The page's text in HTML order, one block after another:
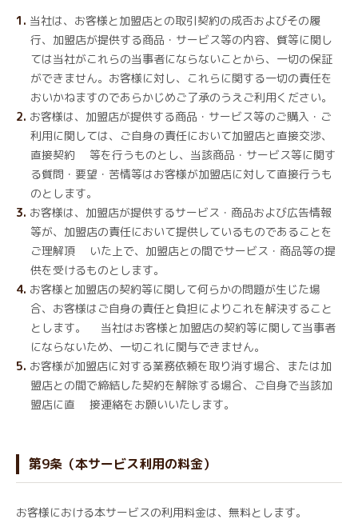
当社は、お客様と加盟店との取引契約の成否およびその履
行、加盟店が提供する商品・サービス等の内容、質等に関し
ては当社がこれらの当事者にならないことから、一切の保証
ができません。お客様に対し、これらに関する一切の責任を
おいかねますのであらかじめご了承のうえご利用ください。
お客様は、加盟店が提供する商品・サービス等のご購入・ご
利用に関しては、ご自身の責任において加盟店と直接交渉、
直接契約 等を行うものとし、当該商品・サービス等に関す
る質問・要望・苦情等はお客様が加盟店に対して直接行うも
のとします。
お客様は、加盟店が提供するサービス・商品および広告情報
等が、加盟店の責任において提供しているものであることを
ご理解頂 いた上で、加盟店との間でサービス・商品等の提
供を受けるものとします。
お客様と加盟店の契約等に関して何らかの問題が生じた場
合、お客様はご自身の責任と負担によりこれを解決すること
とします。 当社はお客様と加盟店の契約等に関して当事者
にならないため、一切これに関与できません。
お客様が加盟店に対する業務依頼を取り消す場合、または加
盟店との間で締結した契約を解除する場合、ご自身で当該加
盟店に直 接連絡をお願いいたします。
第9条（本サービス利用の料金）
お客様における本サービスの利用料金は、無料とします。